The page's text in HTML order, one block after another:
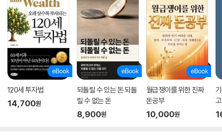
120세 투자법
14,700원
되돌릴 수 있는 돈 되돌
릴 수 없는 돈
8,900원
월급쟁이를 위한 진짜
돈공부
10,000원